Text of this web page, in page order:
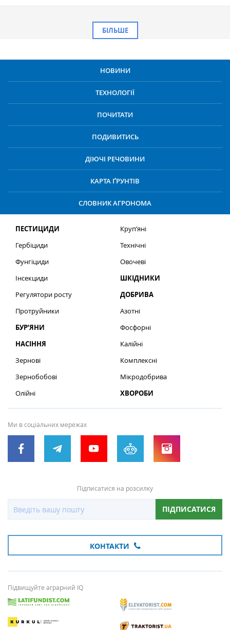
БІЛЬШЕ
НОВИНИ
ТЕХНОЛОГІЇ
ПОЧИТАТИ
ПОДИВИТИСЬ
ДІЮЧІ РЕЧОВИНИ
КАРТА ҐРУНТІВ
СЛОВНИК АГРОНОМА
ПЕСТИЦИДИ
Гербіциди
Фунгіциди
Інсекциди
Регулятори росту
Протруйники
БУР’ЯНИ
НАСІННЯ
Зернові
Зернобобові
Олійні
Круп’яні
Технічні
Овочеві
ШКІДНИКИ
ДОБРИВА
Азотні
Фосфорні
Калійні
Комплексні
Мікродобрива
ХВОРОБИ
Ми в соціальних мережах
Підписатися на розсилку
ПІДПИСАТИСЯ
КОНТАКТИ
Підвищуйте аграрний IQ